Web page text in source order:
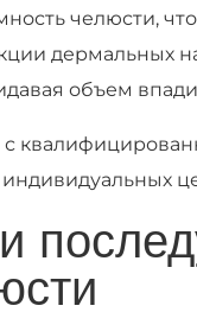
челюсти,
дермальных
объем
с